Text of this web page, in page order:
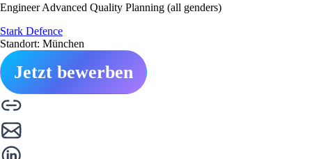
Engineer Advanced Quality Planning (all genders)
Stark Defence
Standort: München
Jetzt bewerben